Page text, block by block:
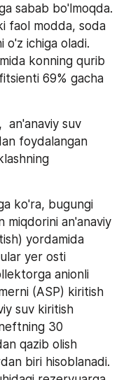
sabab bo'lmoqda.
faol modda, soda
o'z ichiga oladi.
konning qurib
69% gacha
an'anaviy suv
foydalangan
ko'ra, bugungi
miqdorini an'anaviy
yordamida
yer osti
anionli
(ASP) kiritish
suv kiritish
30
qazib olish
biri hisoblanadi.